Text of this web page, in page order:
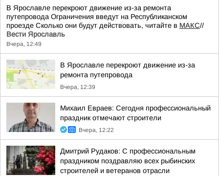
В Ярославле перекроют движение из-за ремонта
путепровода Ограничения введут на Республиканском
проезде Сколько они будут действовать, читайте в МАКС//
Вести Ярославль
Вчера, 12:49
В Ярославле перекроют движение из-за
ремонта путепровода
Вчера, 12:39
Михаил Евраев: Сегодня профессиональный
праздник отмечают строители
Вчера, 12:22
Дмитрий Рудаков: С профессиональным
праздником поздравляю всех рыбинских
строителей и ветеранов отрасли